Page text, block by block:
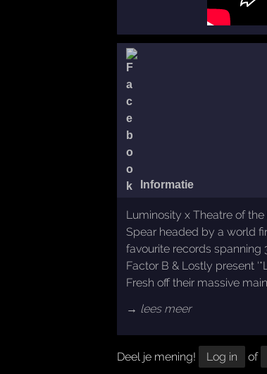
Informatie
Luminosity x Theatre of
Spear headed by a world
favourite records spanning
Factor B & Lostly present
Fresh off their massive
→ lees meer
Deel je mening! Log in of